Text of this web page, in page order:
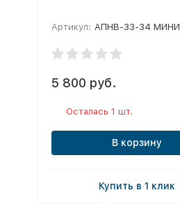
Артикул: АПНВ-33-34 МИНИ
5 800 руб.
Осталась 1 шт.
В корзину
Купить в 1 клик